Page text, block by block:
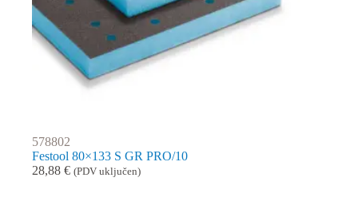
578802
Festool 80×133 S GR PRO/10
28,88 € (PDV uključen)